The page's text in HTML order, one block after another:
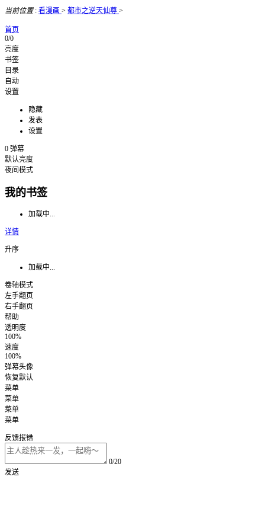
当前位置: 看漫画 > 都市之逆天仙尊 >
首页
0/0
亮度
书签
目录
自动
设置
隐藏
发表
设置
0 弹幕
默认亮度
夜间模式
我的书签
加载中...
详情
升序
加载中...
卷轴模式
左手翻页
右手翻页
帮助
透明度
100%
速度
100%
弹幕头像
恢复默认
菜单
菜单
菜单
菜单
反馈报错
0/20
发送